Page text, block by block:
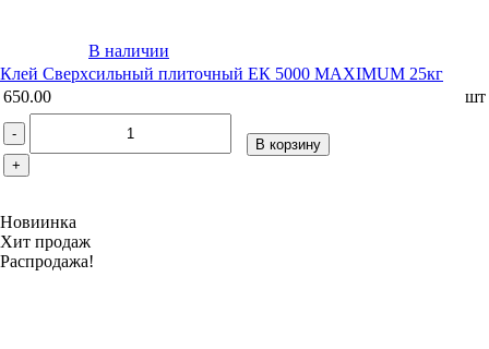
В наличии
Клей Сверхсильный плиточный ЕК 5000 MAXIMUM 25кг
650.00
шт
-
+
В корзину
Новиинка
Хит продаж
Распродажа!